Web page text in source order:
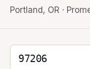
Portland, OR ·
Código postal de 5